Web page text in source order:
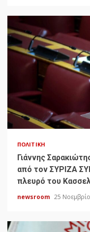
ΠΟΛΙΤΙΚΉ
Γιάννης
από τον ΣΥΡΙΖΑ
πλευρό του
newsroom 25